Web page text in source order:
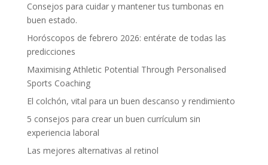
Consejos para cuidar y mantener tus tumbonas en
buen estado.
Horóscopos de febrero 2026: entérate de todas las
predicciones
Maximising Athletic Potential Through Personalised
Sports Coaching
El colchón, vital para un buen descanso y rendimiento
5 consejos para crear un buen currículum sin
experiencia laboral
Las mejores alternativas al retinol